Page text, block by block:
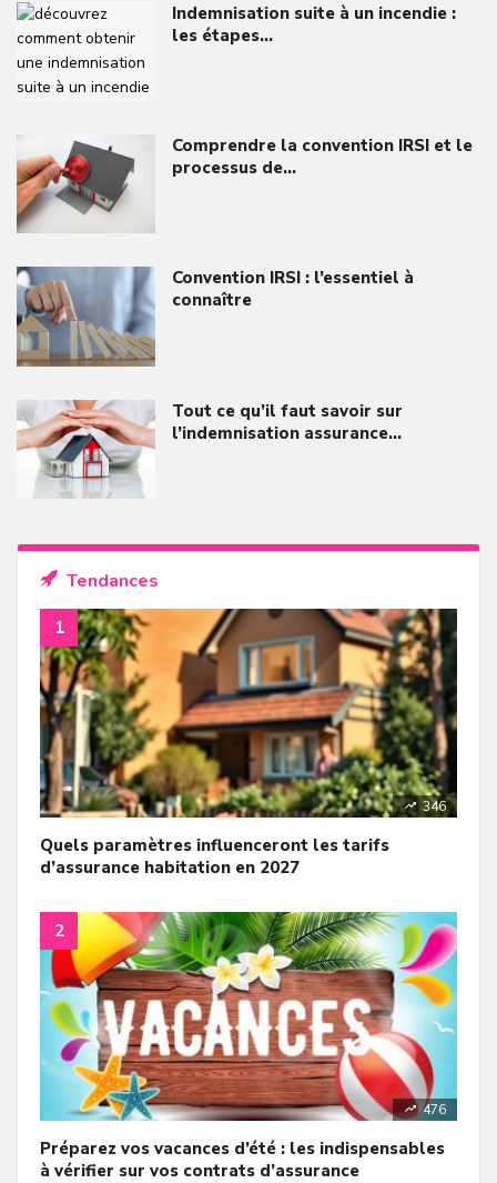
Indemnisation suite à un incendie :
les étapes…
Comprendre la convention IRSI et le
processus de…
Convention IRSI : l’essentiel à
connaître
Tout ce qu’il faut savoir sur
l’indemnisation assurance…
Tendances
346
Quels paramètres influenceront les tarifs
d’assurance habitation en 2027
476
Préparez vos vacances d’été : les indispensables
à vérifier sur vos contrats d’assurance